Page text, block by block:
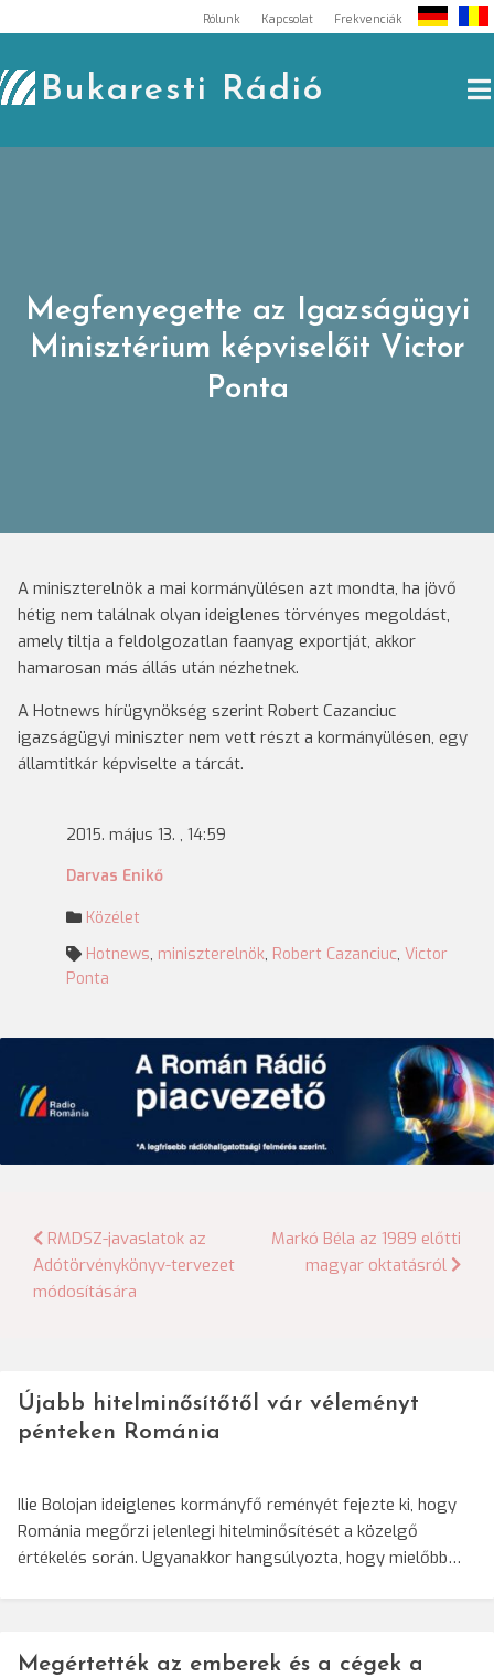
to
content
Rólunk Kapcsolat Frekvenciák
Bukaresti Rádió
Megfenyegette az Igazságügyi
Minisztérium képviselőit Victor
Ponta
A miniszterelnök a mai kormányülésen azt mondta, ha jövő
hétig nem találnak olyan ideiglenes törvényes megoldást,
amely tiltja a feldolgozatlan faanyag exportját, akkor
hamarosan más állás után nézhetnek.
A Hotnews hírügynökség szerint Robert Cazanciuc
igazságügyi miniszter nem vett részt a kormányülésen, egy
államtitkár képviselte a tárcát.
2015. május 13. , 14:59
Darvas Enikő
Közélet
Hotnews, miniszterelnök, Robert Cazanciuc, Victor
Ponta
Bejegyzés
navigáció
RMDSZ-javaslatok az
Adótörvénykönyv-tervezet
módosítására
Markó Béla az 1989 előtti
magyar oktatásról
Újabb hitelminősítőtől vár véleményt
pénteken Románia
Ilie Bolojan ideiglenes kormányfő reményét fejezte ki, hogy
Románia megőrzi jelenlegi hitelminősítését a közelgő
értékelés során. Ugyanakkor hangsúlyozta, hogy mielőbb…
Megértették az emberek és a cégek a